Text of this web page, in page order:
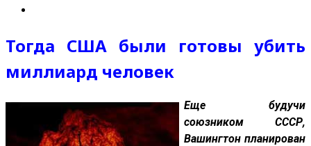
Тогда США были готовы убить
миллиард человек
Еще будучи
союзником СССР,
Вашингтон планирован